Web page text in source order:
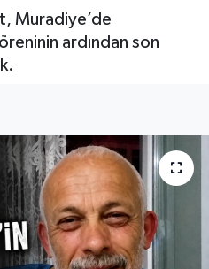
Muradiye’de
ardından son